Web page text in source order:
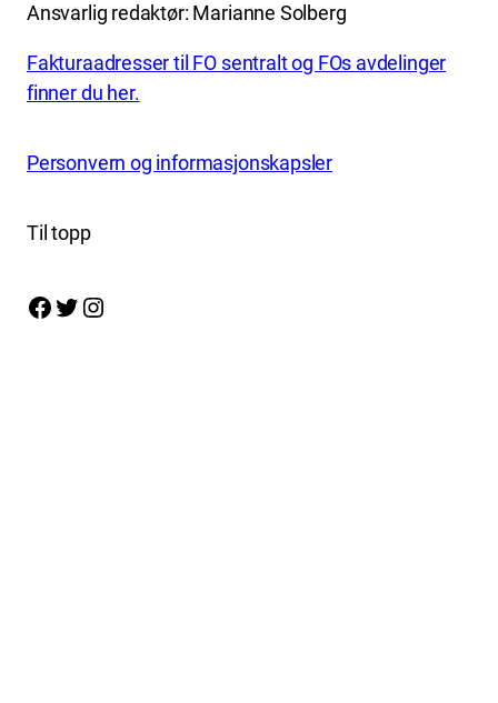
Ansvarlig redaktør: Marianne Solberg
Fakturaadresser til FO sentralt og FOs avdelinger
finner du her.
Personvern og informasjonskapsler
Til topp
Facebook Twitter Instagram